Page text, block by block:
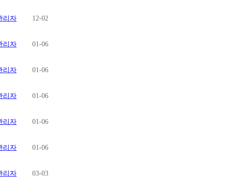
리자 12-02
리자 01-06
리자 01-06
리자 01-06
리자 01-06
리자 01-06
리자 03-03